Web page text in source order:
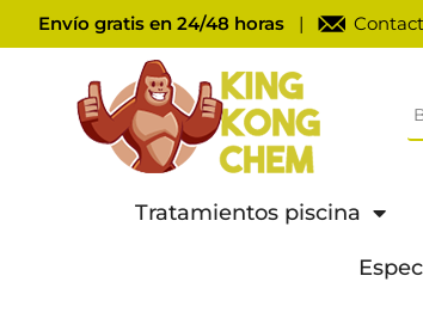
Envío gratis en 24/48 horas |
Tratamientos piscina